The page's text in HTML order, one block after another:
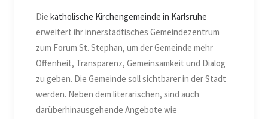
Die katholische Kirchengemeinde in Karlsruhe
erweitert ihr innerstädtisches Gemeindezentrum
zum Forum St. Stephan, um der Gemeinde mehr
Offenheit, Transparenz, Gemeinsamkeit und Dialog
zu geben. Die Gemeinde soll sichtbarer in der Stadt
werden. Neben dem literarischen, sind auch
darüberhinausgehende Angebote wie